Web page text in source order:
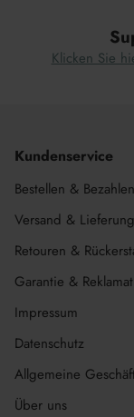
Klicken Sie
Kundenservice
Bestellen & Bezahlen
Versand & Lieferung
Retouren &
Garantie &
Impressum
Datenschutz
Allgemeine
Über uns